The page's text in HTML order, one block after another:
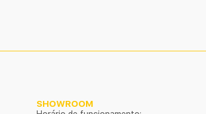
SHOWROOM